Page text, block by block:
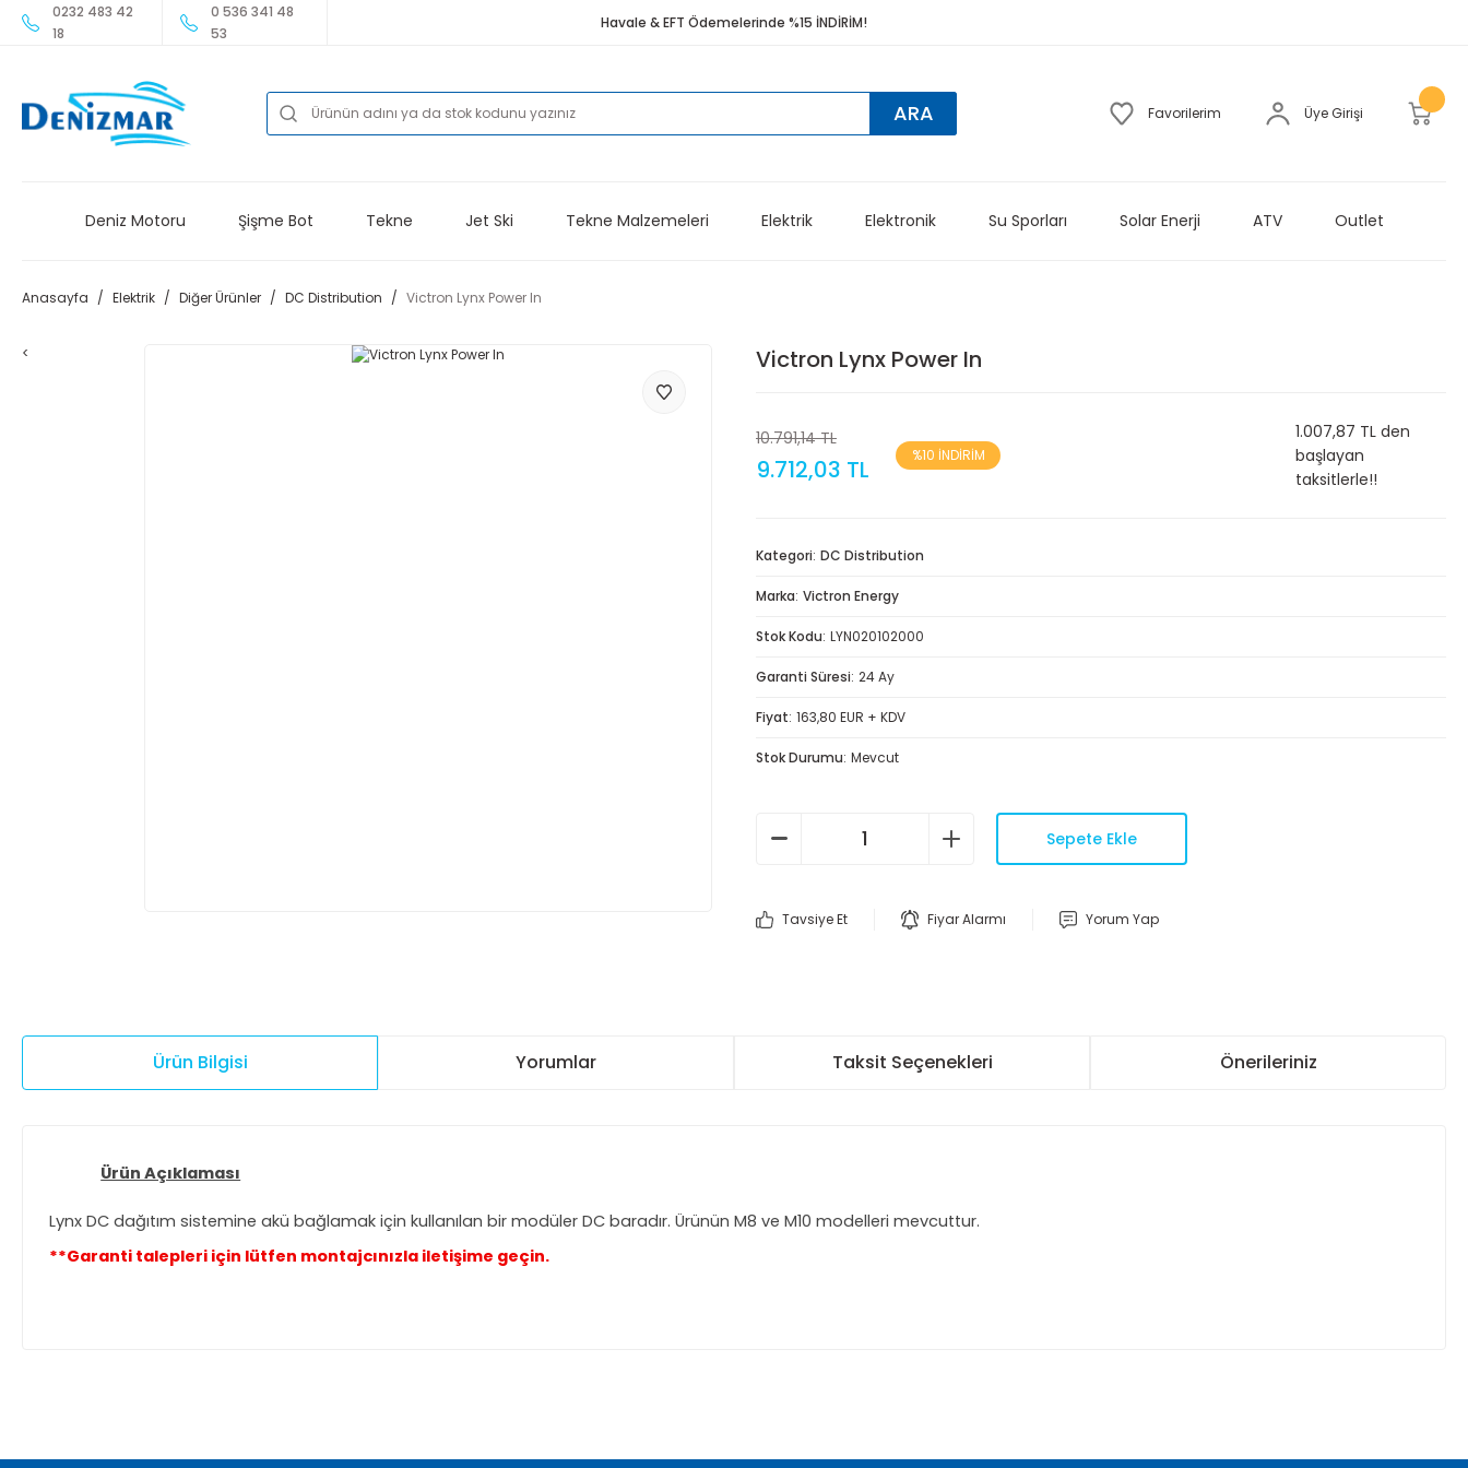
0232 483 42
18
0 536 341 48
53
Havale & EFT Ödemelerinde %15 İNDİRİM!
ARA Favorilerim Üye Girişi
Deniz Motoru Şişme Bot Tekne Jet Ski Tekne Malzemeleri Elektrik Elektronik Su Sporları Solar Enerji ATV Outlet
Anasayfa Elektrik Diğer Ürünler DC Distribution Victron Lynx Power In
< Victron Lynx Power In
10.791,14 TL
9.712,03 TL %10 İNDİRİM
1.007,87 TL den
başlayan
taksitlerle!!
Kategori DC Distribution
Marka Victron Energy
Stok Kodu LYN020102000
Garanti Süresi 24 Ay
Fiyat 163,80 EUR + KDV
Stok Durumu Mevcut
Sepete Ekle
Tavsiye Et Fiyar Alarmı Yorum Yap
Ürün Bilgisi Yorumlar Taksit Seçenekleri Önerileriniz
Ürün Açıklaması
Lynx DC dağıtım sistemine akü bağlamak için kullanılan bir modüler DC baradır. Ürünün M8 ve M10 modelleri mevcuttur.
**Garanti talepleri için lütfen montajcınızla iletişime geçin.